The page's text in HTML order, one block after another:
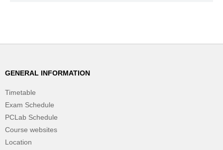
GENERAL INFORMATION
Timetable
Exam Schedule
PCLab Schedule
Course websites
Location